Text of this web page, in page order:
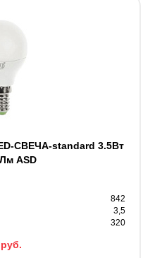
СВЕЧА-standard 3.5Вт
ASD
842
3,5
320
руб.